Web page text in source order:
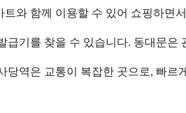
와 함께 이용할 수 있어 쇼핑하면
기를 찾을 수 있습니다. 동대문은
역은 교통이 복잡한 곳으로, 빠르